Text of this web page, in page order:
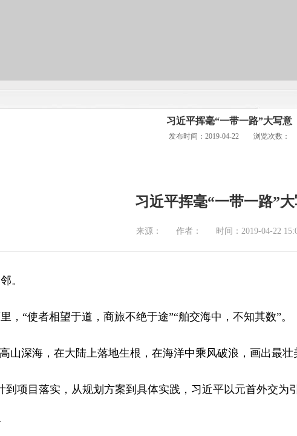
习近平挥毫“一带一路”大写意
发布时间：2019-04-22 浏览次数：
习近平挥毫“一带一路”
来源： 作者： 时间：2019-04-22
。
“使者相望于道，商旅不绝于途”“舶交海中，不知其数”。
深海，在大陆上落地生根，在海洋中乘风破浪，画出最壮
目落实，从规划方案到具体实践，习近平以元首外交为